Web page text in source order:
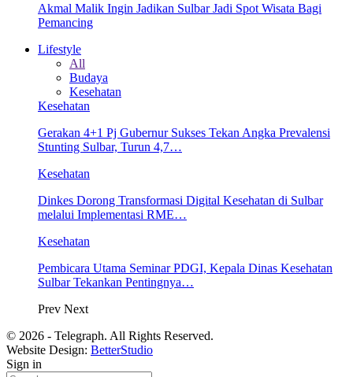
Akmal Malik Ingin Jadikan Sulbar Jadi Spot Wisata Bagi
Pemancing
Lifestyle
All
Budaya
Kesehatan
Kesehatan
Gerakan 4+1 Pj Gubernur Sukses Tekan Angka Prevalensi
Stunting Sulbar, Turun 4,7…
Kesehatan
Dinkes Dorong Transformasi Digital Kesehatan di Sulbar
melalui Implementasi RME…
Kesehatan
Pembicara Utama Seminar PDGI, Kepala Dinas Kesehatan
Sulbar Tekankan Pentingnya…
Prev Next
© 2026 - Telegraph. All Rights Reserved.
Website Design: BetterStudio
Sign in